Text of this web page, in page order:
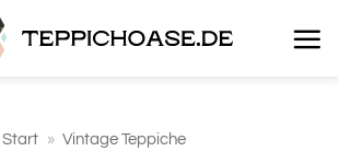
Start » Vintage Teppiche